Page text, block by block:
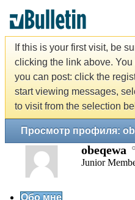
If this is your first visit, be
clicking the link above. You
you can post: click the
start viewing messages,
to visit from the selection
Просмотр профиля:
obeqewa
Junior
Обо мне